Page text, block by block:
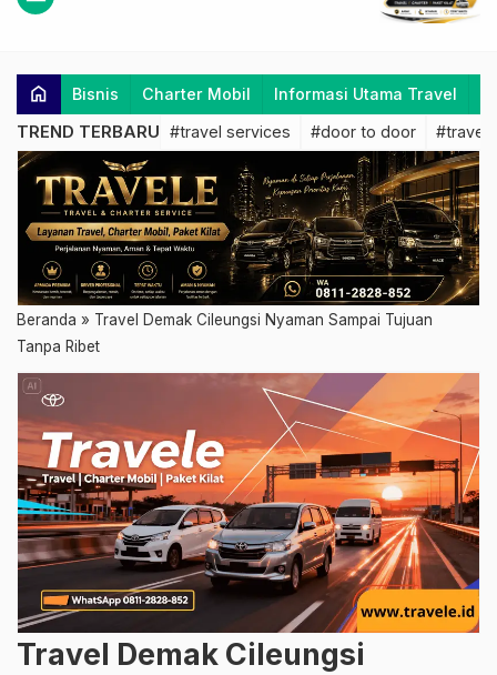
home Bisnis Charter Mobil Informasi Utama Travel
TREND TERBARU #travel services #door to door #travel
Beranda » Travel Demak Cileungsi Nyaman Sampai Tujuan
Tanpa Ribet
Travel Demak Cileungsi